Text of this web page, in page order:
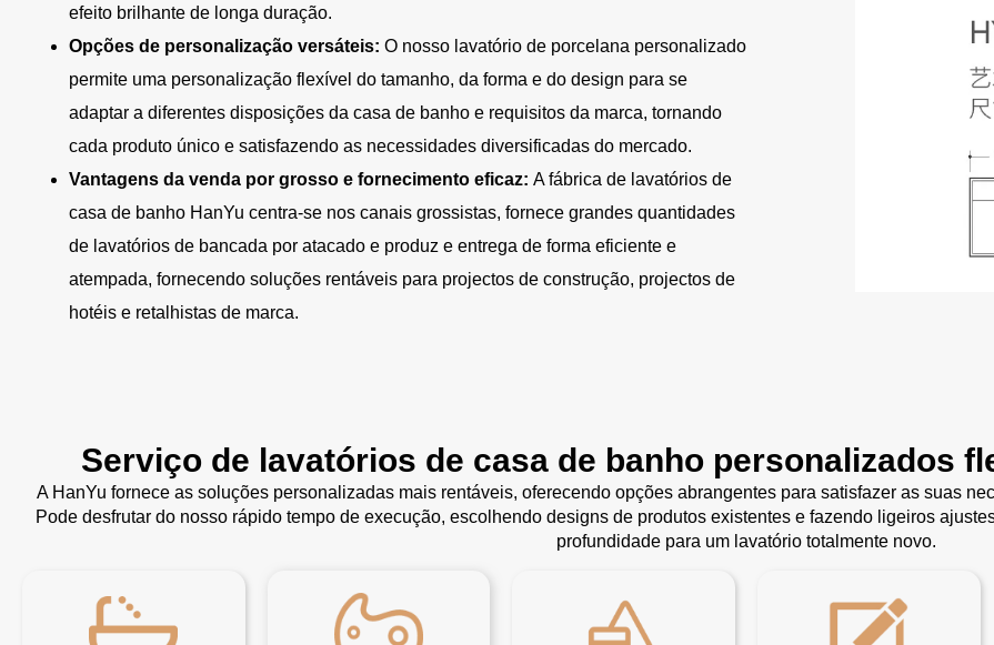
efeito brilhante de longa duração.
Opções de personalização versáteis: O nosso lavatório de porcelana personalizado
permite uma personalização flexível do tamanho, da forma e do design para se
adaptar a diferentes disposições da casa de banho e requisitos da marca, tornando
cada produto único e satisfazendo as necessidades diversificadas do mercado.
Vantagens da venda por grosso e fornecimento eficaz: A fábrica de lavatórios de
casa de banho HanYu centra-se nos canais grossistas, fornece grandes quantidades
de lavatórios de bancada por atacado e produz e entrega de forma eficiente e
atempada, fornecendo soluções rentáveis para projectos de construção, projectos de
hotéis e retalhistas de marca.
Serviço de lavatórios de casa de banho personalizados
A HanYu fornece as soluções personalizadas mais rentáveis, oferecendo opções abrangentes para satisfazer as suas
Pode desfrutar do nosso rápido tempo de execução, escolhendo designs de produtos existentes e fazendo ligeiros
profundidade para um lavatório totalmente novo.